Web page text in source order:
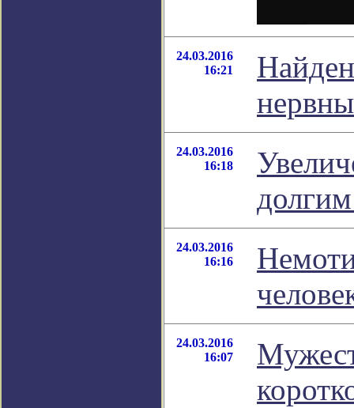
24.03.2016
16:21
24.03.2016
16:18
24.03.2016
16:16
24.03.2016
16:07